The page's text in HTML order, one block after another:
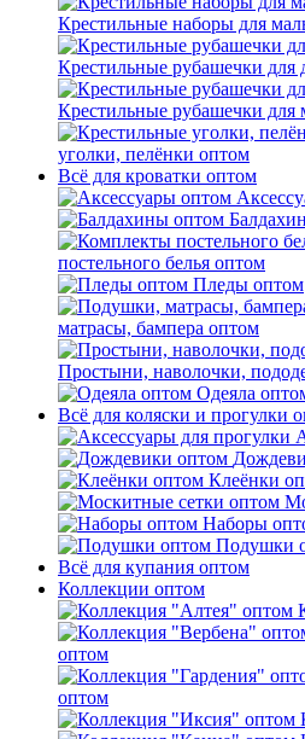
Крестильные наборы для
Крестильные рубашечки для
Крестильные рубашечки для
уголки, пелёнки оптом
Всё для кроватки оптом
постельного белья оптом
Пледы оптом
матрасы, бампера оптом
Простыни, наволочки,
Одеяла
Всё для коляски и прогулки
Клеёнки
Наборы
Подушки
Всё для купания оптом
Коллекции оптом
оптом
оптом